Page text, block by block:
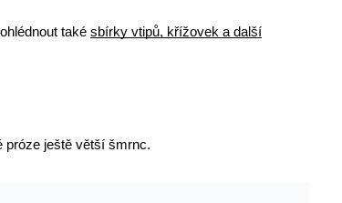
také sbírky vtipů, křížovek a další
próze ještě větší šmrnc.
proměnných relací uživatelů. Obvykle se
platné zprávy o používání jejich